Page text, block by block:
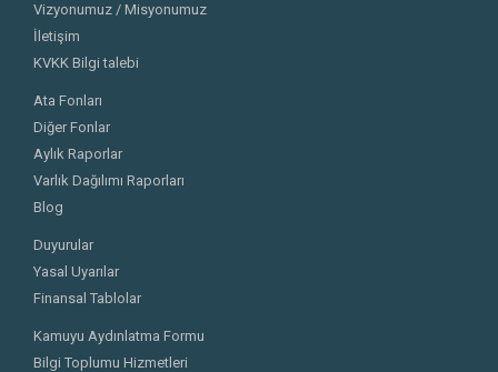
Vizyonumuz / Misyonumuz
İletişim
KVKK Bilgi talebi
Ata Fonları
Diğer Fonlar
Aylık Raporlar
Varlık Dağılımı Raporları
Blog
Duyurular
Yasal Uyarılar
Finansal Tablolar
Kamuyu Aydınlatma Formu
Bilgi Toplumu Hizmetleri